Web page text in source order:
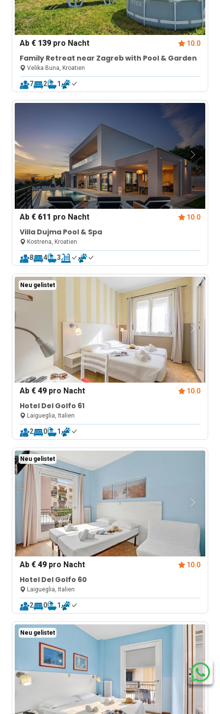
Ab€ 139 pro Nacht 10.0
Family Retreat near Zagreb with Pool & Garden
Velika Buna, Kroatien
7 2 1
Ab€ 611 pro Nacht 10.0
Villa Dujma Pool & Spa
Kostrena, Kroatien
8 4 3
Neu gelistet
Ab€ 49 pro Nacht 10.0
Hotel Del Golfo 61
Laigueglia, Italien
2 0 1
Neu gelistet
Ab€ 49 pro Nacht 10.0
Hotel Del Golfo 60
Laigueglia, Italien
2 0 1
Neu gelistet